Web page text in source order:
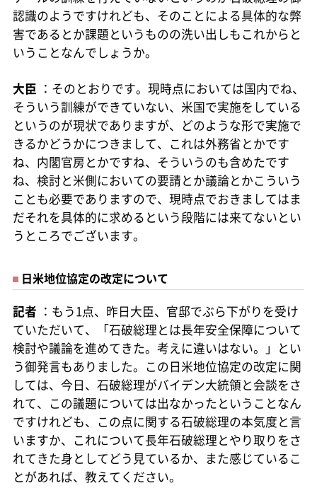
認識のようですけれども、そのことによる具体的な弊
害であるとか課題というものの洗い出しもこれからと
いうことなんでしょうか。
大臣 ：そのとおりです。現時点においては国内でね、
そういう訓練ができていない、米国で実施をしている
というのが現状でありますが、どのような形で実施で
きるかどうかにつきまして、これは外務省とかです
ね、内閣官房とかですね、そういうのも含めたです
ね、検討と米側においての要請とか議論とかこういう
ことも必要でありますので、現時点でおきましてはま
だそれを具体的に求めるという段階には来てないとい
うところでございます。
日米地位協定の改定について
記者 ：もう1点、昨日大臣、官邸でぶら下がりを受け
ていただいて、「石破総理とは長年安全保障について
検討や議論を進めてきた。考えに違いはない。」とい
う御発言もありました。この日米地位協定の改定に関
しては、今日、石破総理がバイデン大統領と会談をさ
れて、この議題については出なかったということなん
ですけれども、この点に関する石破総理の本気度と言
いますか、これについて長年石破総理とやり取りをさ
れてきた身としてどう見ているか、また感じているこ
とがあれば、教えてください。